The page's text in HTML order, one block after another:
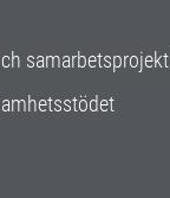
samarbetsprojekt